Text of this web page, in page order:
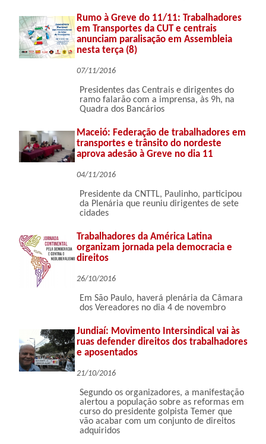
Rumo à Greve do 11/11: Trabalhadores
em Transportes da CUT e centrais
anunciam paralisação em Assembleia
nesta terça (8)
07/11/2016
Presidentes das Centrais e dirigentes do
ramo falarão com a imprensa, às 9h, na
Quadra dos Bancários
Maceió: Federação de trabalhadores em
transportes e trânsito do nordeste
aprova adesão à Greve no dia 11
04/11/2016
Presidente da CNTTL, Paulinho, participou
da Plenária que reuniu dirigentes de sete
cidades
Trabalhadores da América Latina
organizam jornada pela democracia e
direitos
26/10/2016
Em São Paulo, haverá plenária da Câmara
dos Vereadores no dia 4 de novembro
Jundiaí: Movimento Intersindical vai às
ruas defender direitos dos trabalhadores
e aposentados
21/10/2016
Segundo os organizadores, a manifestação
alertou a população sobre as reformas em
curso do presidente golpista Temer que
vão acabar com um conjunto de direitos
adquiridos